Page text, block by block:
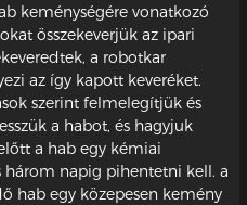
keménységére vonatkozó
összekeverjük az ipari
a robotkar
az így kapott keveréket.
szerint felmelegítjük és
a habot, és hagyjuk
a hab egy kémiai
három napig pihentetni kell. a
hab egy közepesen kemény